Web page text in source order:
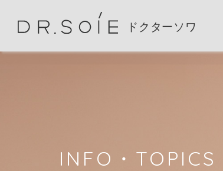
ドクターソワ
INFO・TOPICS